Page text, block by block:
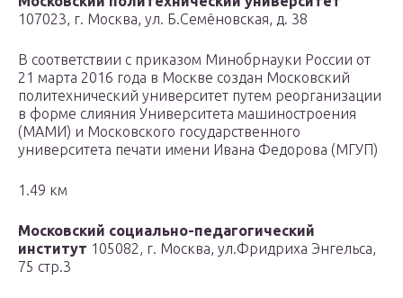
107023, г. Москва, ул. Б.Семёновская, д. 38
В соответствии с приказом Минобрнауки России от
21 марта 2016 года в Москве создан Московский
политехнический университет путем реорганизации
в форме слияния Университета машиностроения
(МАМИ) и Московского государственного
университета печати имени Ивана Федорова (МГУП)
1.49 км
Московский социально-педагогический
институт 105082, г. Москва, ул.Фридриха Энгельса,
75 стр.3